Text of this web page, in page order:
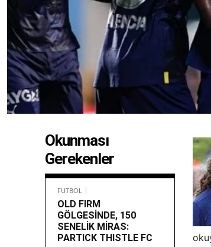
Okunması
Gerekenler
FUTBOL
OLD FIRM
GÖLGESİNDE, 150
SENELİK MİRAS:
PARTICK THISTLE FC